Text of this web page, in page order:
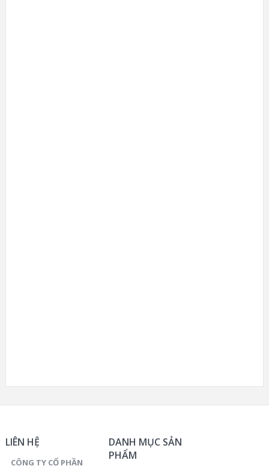
LIÊN HỆ
CÔNG TY CỔ PHẦN
DANH MỤC SẢN
PHẨM